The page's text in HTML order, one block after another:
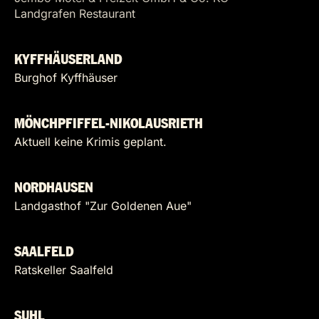
Landgrafen Restaurant
KYFFHÄUSERLAND
Burghof Kyffhäuser
MÖNCHPFIFFEL-NIKOLAUSRIETH
Aktuell keine Krimis geplant.
NORDHAUSEN
Landgasthof "Zur Goldenen Aue"
SAALFELD
Ratskeller Saalfeld
SUHL